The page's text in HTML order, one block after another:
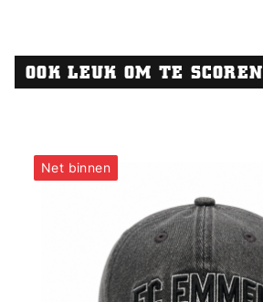
OOK LEUK OM TE SCOREN
Net binnen